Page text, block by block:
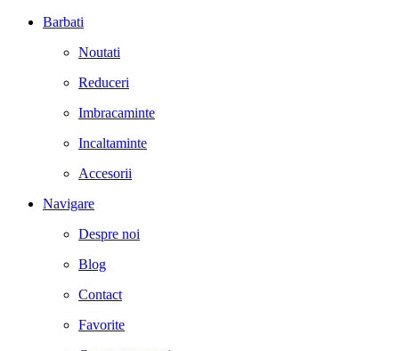
Barbati
Noutati
Reduceri
Imbracaminte
Incaltaminte
Accesorii
Navigare
Despre noi
Blog
Contact
Favorite